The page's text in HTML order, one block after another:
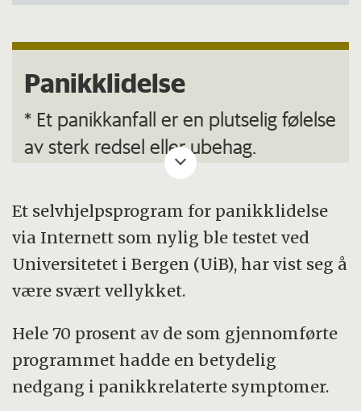
Panikklidelse
* Et panikkanfall er en plutselig følelse
av sterk redsel eller ubehag.
pustebesvær, svetting og uro, ofte
forbundet med redsel for å bli gal,
besvime eller å dø.
tilbakevendende og personens liv
innskrenkes av en frykt for å få nye
panikkanfall, betegnes tilstanden som
Et selvhjelpsprogram for panikklidelse
via Internett som nylig ble testet ved
Universitetet i Bergen (UiB), har vist seg å
være svært vellykket.
Hele 70 prosent av de som gjennomførte
programmet hadde en betydelig
nedgang i panikkrelaterte symptomer.